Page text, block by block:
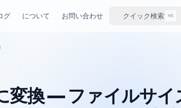
グ について お問い合わせ クイック検索 ⌘K
変換 — ファイルサイ